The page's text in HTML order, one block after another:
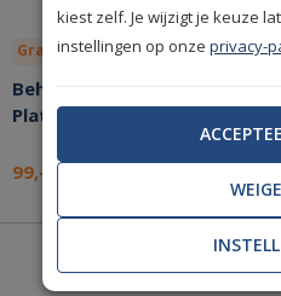
Gratis lijm Bespaar nu!
Behang Arte Icons
Platinum 85508
99,- per stuk
kiest zelf. Je wijzigt je keuze
instellingen op onzeprivacy-